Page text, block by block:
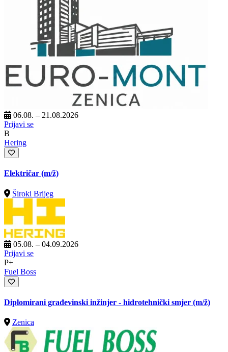
06.08. – 21.08.2026
Prijavi se
B
Hering
Električar (m/ž)
Široki Brijeg
05.08. – 04.09.2026
Prijavi se
P+
Fuel Boss
Diplomirani građevinski inžinjer - hidrotehnički smjer (m/ž)
Zenica